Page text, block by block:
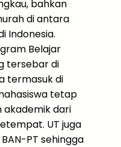
bahkan
di antara
Indonesia.
Belajar
tersebar di
termasuk di
tetap
akademik dari
UT juga
PT sehingga